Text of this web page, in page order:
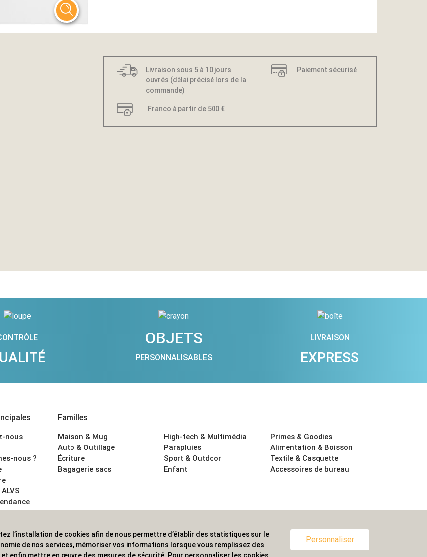
Livraison sous 5 à 10 jours
ouvrés (délai précisé lors de la
commande)
Paiement sécurisé
Franco à partir de 500 €
OBJETS
PERSONNALISABLES
LIVRAISON
EXPRESS
nous
nous ?
Familles
Maison & Mug
Auto & Outillage
Écriture
Bagagerie sacs
High-tech & Multimédia
Parapluies
Sport & Outdoor
Enfant
Primes & Goodies
Alimentation & Boisson
Textile & Casquette
Accessoires de bureau
Une implantation nationale, une couverture internationale.
l’installation de cookies afin de nous permettre d’établir des statistiques sur le
de nos services, mémoriser vos informations lorsque vous remplissez des
enfin mettre en œuvre des mesures de sécurité. Pour personnaliser les cookies
Personnaliser